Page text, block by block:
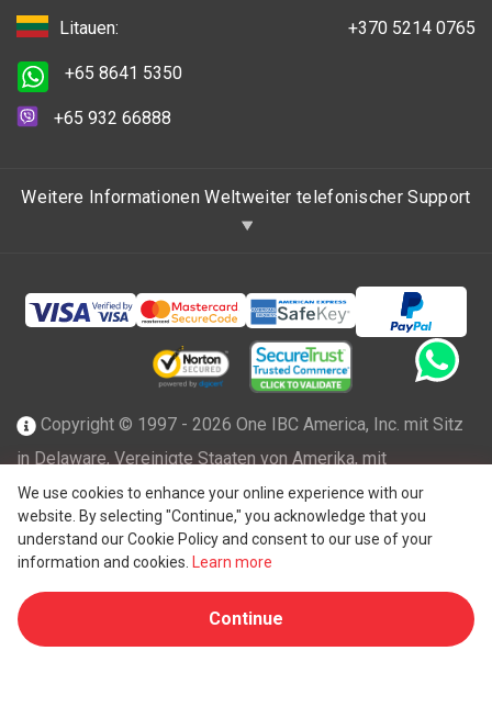
We use cookies to enhance your online experience with our
website. By selecting "Continue," you acknowledge that you
understand our Cookie Policy and consent to our use of your
information and cookies.
Learn more
Continue
Litauen: +370 5214 0765
+65 8641 5350
+65 932 66888
Weitere Informationen Weltweiter telefonischer Support
Copyright © 1997 - 2026 One IBC America, Inc. mit Sitz
in Delaware, Vereinigte Staaten von Amerika, mit
beschränkter Haftung und Mitgliedsfirma des One IBC
Netzwerks einer unabhängigen und separaten juristischen
Person, die mit der One IBC®Group ("
einer Schweizer Einheit, verbunden ist. Alle Rechte
vorbehalten. Weitere Informationen finden Sie unter